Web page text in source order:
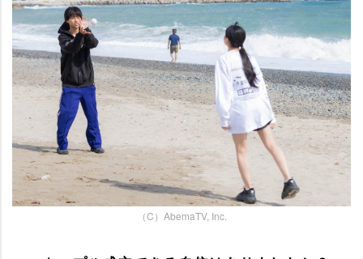
（C）AbemaTV, Inc.